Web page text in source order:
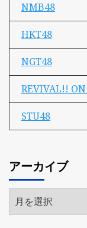
NMB48
HKT48
NGT48
REVIVAL!!
STU48
アーカイブ
ア
ー